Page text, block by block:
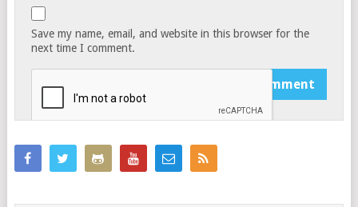
Save my name, email, and website in this browser for the
next time I comment.